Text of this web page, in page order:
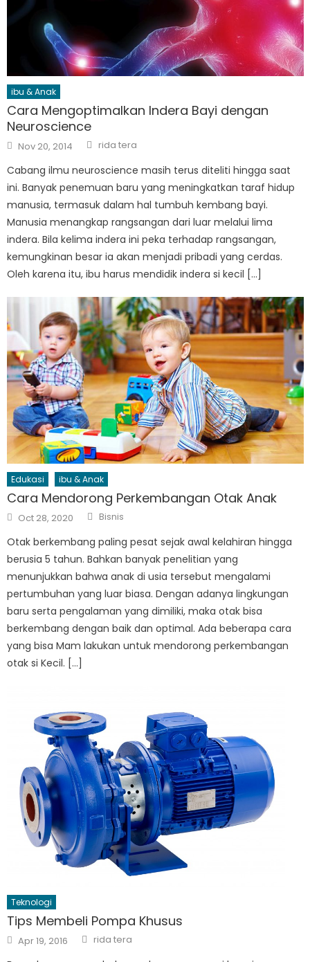
ibu & Anak
Cara Mengoptimalkan Indera Bayi dengan
Neuroscience
Posted
on
Nov 20, 2014 Author
rida tera
Cabang ilmu neuroscience masih terus diteliti hingga saat
ini. Banyak penemuan baru yang meningkatkan taraf hidup
manusia, termasuk dalam hal tumbuh kembang bayi.
Manusia menangkap rangsangan dari luar melalui lima
indera. Bila kelima indera ini peka terhadap rangsangan,
kemungkinan besar ia akan menjadi pribadi yang cerdas.
Oleh karena itu, ibu harus mendidik indera si kecil […]
Edukasi ibu & Anak
Cara Mendorong Perkembangan Otak Anak
Posted
on
Oct 28, 2020 Author
Bisnis
Otak berkembang paling pesat sejak awal kelahiran hingga
berusia 5 tahun. Bahkan banyak penelitian yang
menunjukkan bahwa anak di usia tersebut mengalami
pertumbuhan yang luar biasa. Dengan adanya lingkungan
baru serta pengalaman yang dimiliki, maka otak bisa
berkembang dengan baik dan optimal. Ada beberapa cara
yang bisa Mam lakukan untuk mendorong perkembangan
otak si Kecil. […]
Teknologi
Tips Membeli Pompa Khusus
Posted
on
Apr 19, 2016 Author
rida tera